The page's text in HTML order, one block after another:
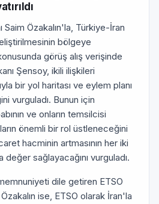
Saim Özakalın'la, Türkiye-İran
bölgeye
görüş alış verişinde
Şensoy, ikili ilişkileri
bir yol haritası ve eylem planı
vurguladı. Bunun için
ve onların temsilcisi
önemli bir rol üstleneceğini
hacminin artmasının her iki
sağlayacağını vurguladı.
dile getiren ETSO
ise, ETSO olarak İran'la